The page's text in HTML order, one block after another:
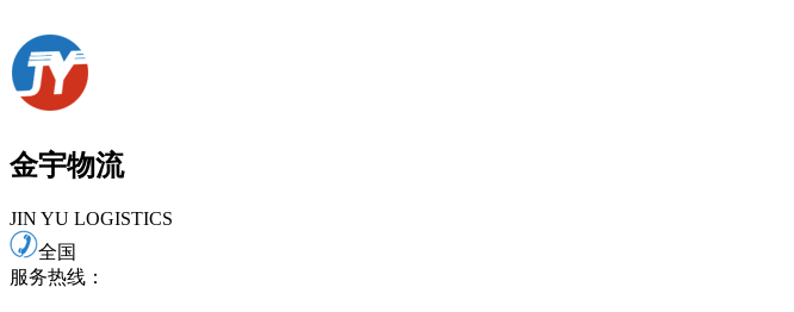
金宇物流
JIN YU LOGISTICS
全国
服务热线：